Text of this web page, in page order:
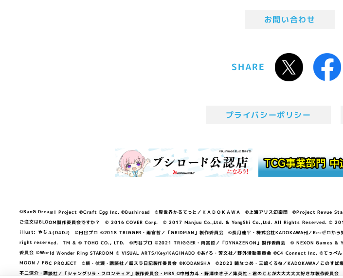
お問い合わせ
SHARE
プライバシーポリシー
©BanG Dream! Project ©Craft Egg Inc. ©Bushiroad ©異世界かるてっと／ＫＡＤＯＫＡＷＡ ©上海アリス幻樂団 ©Project
ご注文はBLOOM製作委員会ですか？ © 2016 COVER Corp. © 2017 Manjuu Co.,Ltd. & YongShi Co.,Ltd. All Rights
illust: やちぇ(D4DJ) ©円谷プロ ©2018 TRIGGER・雨宮哲／「GRIDMAN」製作委員会 ©長月達平・株式会社KADOKAWA刊／Re:ゼロか
right reserved. TM & © TOHO CO., LTD. ©円谷プロ ©2021 TRIGGER・雨宮哲／「DYNAZENON」製作委員会 © NEXON Games &
委員会 ©World Wonder Ring STARDOM © VISUAL ARTS/Key/KAGINADO ©あfろ・芳文社／野外活動委員会 ©C4 Connect Inc. ©てっぺ
MOON / FGC PROJECT ©柴・伏瀬・講談社／転スラ日記製作委員会 ®KODANSHA ©2023 暁なつめ・三嶋くろね／KADOKAWA／
不二涼介・講談社／「シャングリラ・フロンティア」製作委員会・MBS ©中村力斗・野澤ゆき子／集英社・君のことが大大大大大好きな製作